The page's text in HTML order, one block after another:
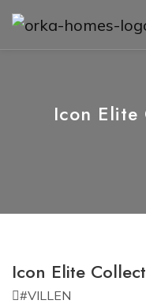
Icon Elite
Icon Elite
#VILLEN